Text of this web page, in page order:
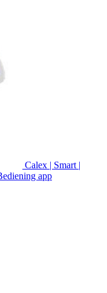
Calex | Smart |
app